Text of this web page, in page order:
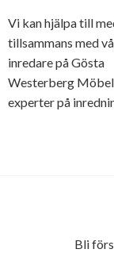
Vi kan hjälpa till
tillsammans med
inredare på Gösta
Westerberg Möbel
experter på
Bli